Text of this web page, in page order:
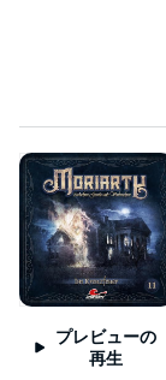
プレビューの
再生